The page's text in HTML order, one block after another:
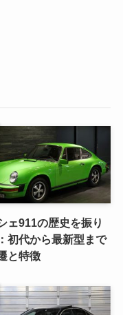
ェ911の歴史を振り
初代から最新型まで
と特徴